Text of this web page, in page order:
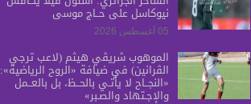
نيوكاسل على حــاج موسى
05 أغسطس 2026
الموهوب شريڤي هيثم (لاعب ترجي
الڤرانين) في ضيافة «الروح الرياضية»:
«النجــاح لا يأتـي بالحــظ، بل بالعــمل
والإجـتهاد والصـبر»